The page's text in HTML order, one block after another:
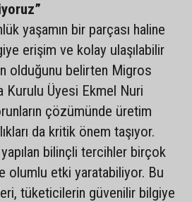
yaşamın bir parçası haline
erişim ve kolay ulaşılabilir
olduğunu belirten Migros
Kurulu Üyesi Ekmel Nuri
çözümünde üretim
da kritik önem taşıyor.
bilinçli tercihler birçok
olumlu etki yaratabiliyor. Bu
tüketicilerin güvenilir bilgiye